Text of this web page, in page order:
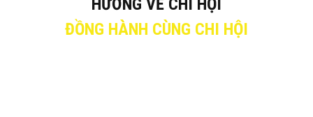
HƯỚNG VỀ CHI HỘI
ĐỒNG HÀNH CÙNG CHI HỘI